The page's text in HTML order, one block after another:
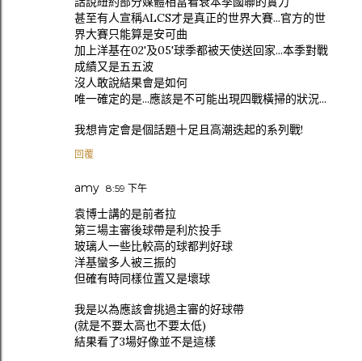
甚至有人宣稱ALCS才是真正的世界大賽...官方的世
界大賽只能算是安可曲
加上洋基在02'及05'球季都被天使送回家...本季對戰
成績又是五五波
沒人敢說結果會是如何
唯一確定的是...應該是不可能出現四戰橫掃的狀況...
我想肯定會是個話題十足且高潮迭起的系列戰!
回覆
amy 8:59 下午
袁博士講的是前者拉
第三場主審後球帶是利於投手
玻璃人一些比較高的球都判好球
洋基蠻多人被三振的
但確有時同樣位置又是壞球
我是以為應該會挑過主審的好球帶
(就是不要太高也不要太低)
結果看了3場好像並不是這樣